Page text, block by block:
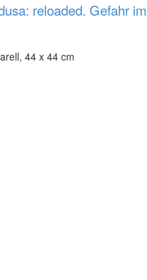
reloaded. Gefahr im
44 x 44 cm